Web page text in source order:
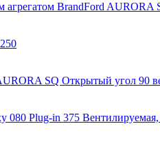
BrandFord AURORA
SQ Открытый угол 90
080 Plug-in 375